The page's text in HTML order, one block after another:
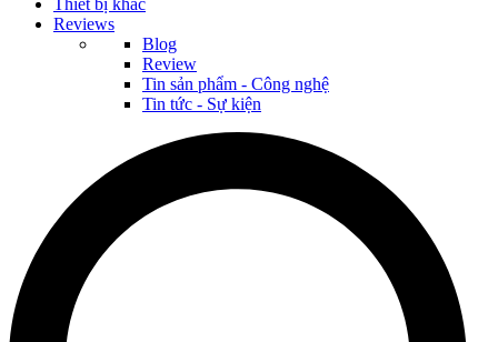
Thiết bị khác
Reviews
Blog
Review
Tin sản phẩm - Công nghệ
Tin tức - Sự kiện